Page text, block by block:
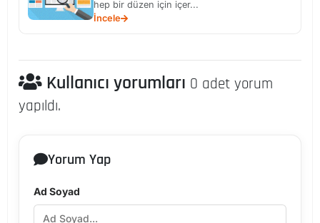
hep bir düzen için içer...
İncele
Kullanıcı yorumları 0 adet yorum
yapıldı.
Yorum Yap
Ad Soyad